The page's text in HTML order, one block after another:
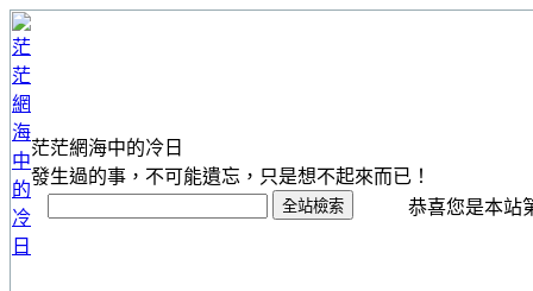
茫茫網海中的冷日
發生過的事，不可能遺忘，只是想不起來而已！
恭喜您是本站